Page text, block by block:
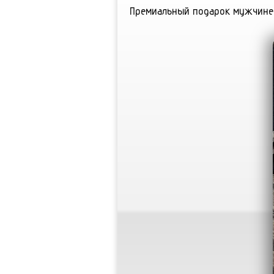
Премиальный подарок